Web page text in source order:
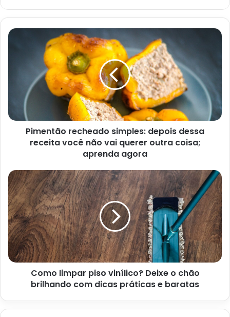
humano e, quem fala mais sobre isso é a nutricionista
Gabriella Gachet, para a matéria de Evelin Azevedo, para a
coluna Extra, publicada em 9 de abril de 2018, no site
Reportagem sobre os benefícios da batata – Imagem extraída do
site extra.globo.com
De acordo com a nutricionista, a batata é cheia de
vitaminas, dentre elas, as do complexo B e a C. Além
Pimentão recheado simples: depois dessa
receita você não vai querer outra coisa;
aprenda agora
Como limpar piso vinílico? Deixe o chão
brilhando com dicas práticas e baratas